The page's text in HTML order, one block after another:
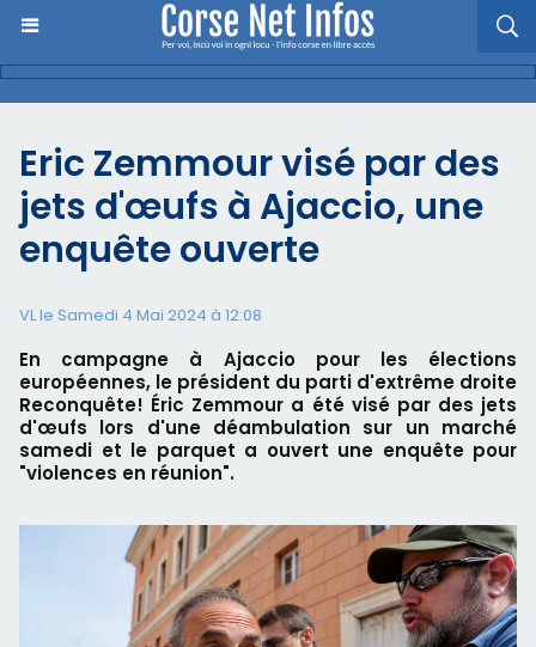
Eric Zemmour visé par des
jets d'œufs à Ajaccio, une
enquête ouverte
VL le Samedi 4 Mai 2024 à 12:08
En campagne à Ajaccio pour les élections
européennes, le président du parti d'extrême droite
Reconquête! Éric Zemmour a été visé par des jets
d'œufs lors d'une déambulation sur un marché
samedi et le parquet a ouvert une enquête pour
"violences en réunion".